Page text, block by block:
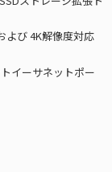
よび 4K解像度対応
イーサネットポー